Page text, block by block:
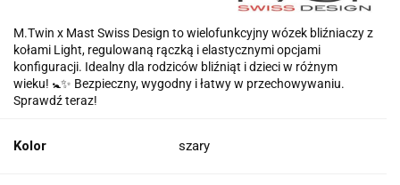
M.Twin x Mast Swiss Design to wielofunkcyjny wózek bliźniaczy z
kołami Light, regulowaną rączką i elastycznymi opcjami
konfiguracji. Idealny dla rodziców bliźniąt i dzieci w różnym
wieku! 🚼✨ Bezpieczny, wygodny i łatwy w przechowywaniu.
Sprawdź teraz!
Kolor szary